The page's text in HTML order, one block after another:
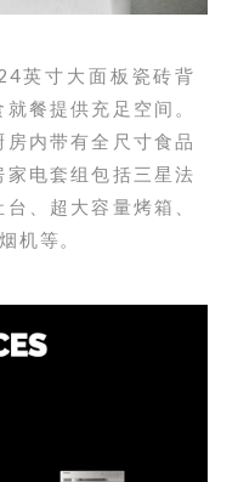
英寸大面板瓷砖背
餐提供充足空间。
内带有全尺寸食品
家电套组包括三星法
、超大容量烤箱、
机等。